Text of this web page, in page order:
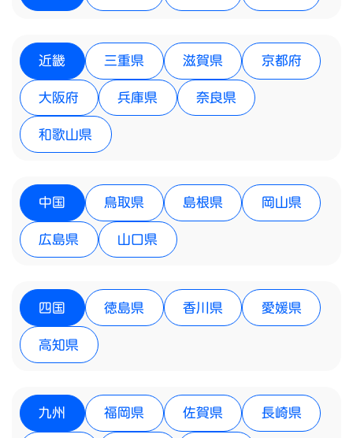
近畿 三重県 滋賀県 京都府
大阪府 兵庫県 奈良県
和歌山県
中国 鳥取県 島根県 岡山県
広島県 山口県
四国 徳島県 香川県 愛媛県
高知県
九州 福岡県 佐賀県 長崎県